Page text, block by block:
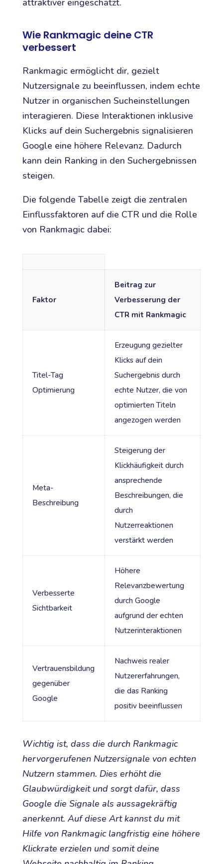
Wie Rankmagic deine CTR
verbessert
Rankmagic ermöglicht dir, gezielt
Nutzersignale zu beeinflussen, indem echte
Nutzer in organischen Sucheinstellungen
interagieren. Diese Interaktionen inklusive
Klicks auf dein Suchergebnis signalisieren
Google eine höhere Relevanz. Dadurch
kann dein Ranking in den Suchergebnissen
steigen.
Die folgende Tabelle zeigt die zentralen
Einflussfaktoren auf die CTR und die Rolle
von Rankmagic dabei:
Faktor
Beitrag zur
Verbesserung der
CTR mit Rankmagic
Titel-Tag
Optimierung
Erzeugung gezielter
Klicks auf dein
Suchergebnis durch
echte Nutzer, die von
optimierten Titeln
angezogen werden
Meta-
Beschreibung
Steigerung der
Klickhäufigkeit durch
ansprechende
Beschreibungen, die
durch
Nutzerreaktionen
verstärkt werden
Verbesserte
Sichtbarkeit
Höhere
Relevanzbewertung
durch Google
aufgrund der echten
Nutzerinteraktionen
Vertrauensbildung
gegenüber
Google
Nachweis realer
Nutzererfahrungen,
die das Ranking
positiv beeinflussen
Wichtig ist, dass die durch Rankmagic
hervorgerufenen Nutzersignale von echten
Nutzern stammen. Dies erhöht die
Glaubwürdigkeit und sorgt dafür, dass
Google die Signale als aussagekräftig
anerkennt. Auf diese Art kannst du mit
Hilfe von Rankmagic langfristig eine höhere
Klickrate erzielen und somit deine